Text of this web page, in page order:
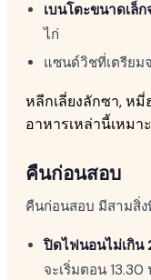
เบนโตะขนาดเล็
ไก่
แซนด์วิชที่เตรียม
หลีกเลี่ยงลักซา, ห
อาหารเหล่านี้เหม
คืนก่อนสอบ
คืนก่อนสอบ มีสามสิ่
ปิดไฟนอนไม่เกิน
จะเริ่มตอน 13.30